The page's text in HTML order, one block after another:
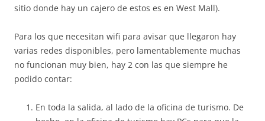
sitio donde hay un cajero de estos es en West Mall).
Para los que necesitan wifi para avisar que llegaron hay
varias redes disponibles, pero lamentablemente muchas
no funcionan muy bien, hay 2 con las que siempre he
podido contar:
En toda la salida, al lado de la oficina de turismo. De